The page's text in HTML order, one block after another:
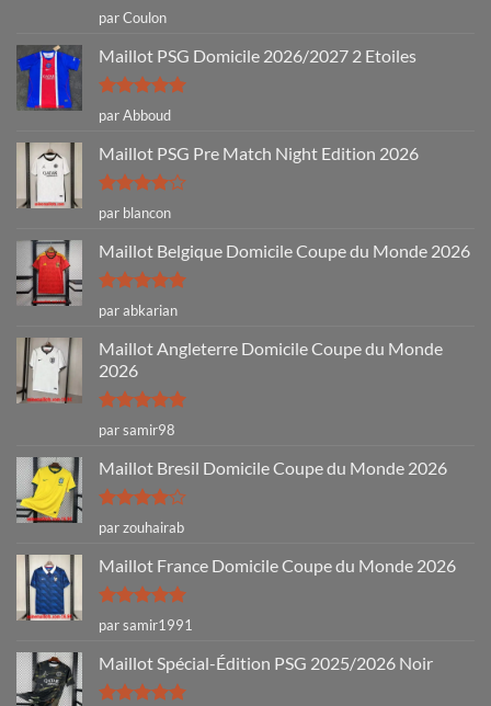
Note5sur
5
par Coulon
Maillot PSG Domicile 2026/2027 2 Etoiles
Note5sur
5
par Abboud
Maillot PSG Pre Match Night Edition 2026
Note4
sur 5
par blancon
Maillot Belgique Domicile Coupe du Monde 2026
Note5sur
5
par abkarian
Maillot Angleterre Domicile Coupe du Monde
2026
Note5sur
5
par samir98
Maillot Bresil Domicile Coupe du Monde 2026
Note4
sur 5
par zouhairab
Maillot France Domicile Coupe du Monde 2026
Note5sur
5
par samir1991
Maillot Spécial-Édition PSG 2025/2026 Noir